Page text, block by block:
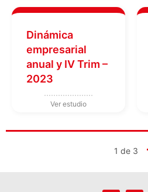
Dinámica
empresarial
anual y IV Trim –
2023
1 de 3